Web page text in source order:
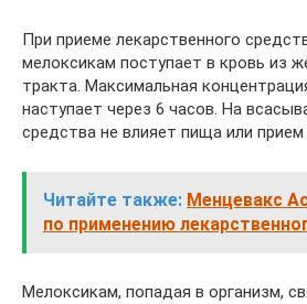
При приеме лекарственного
мелоксикам поступает в кровь из
тракта. Максимальная
наступает через 6 часов. На
средства не влияет пища или
Читайте также: Менцевакс
по применению
Мелоксикам, попадая в организм,